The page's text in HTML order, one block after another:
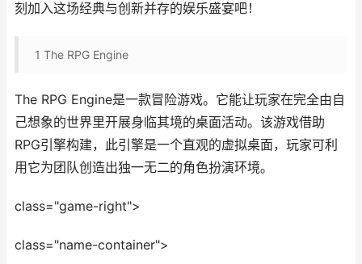
刻加入这场经典与创新并存的娱乐盛宴吧！
1 The RPG Engine
The RPG Engine是一款冒险游戏。它能让玩家在完全由自
己想象的世界里开展身临其境的桌面活动。该游戏借助
RPG引擎构建，此引擎是一个直观的虚拟桌面，玩家可利
用它为团队创造出独一无二的角色扮演环境。
class="game-right">
class="name-container">